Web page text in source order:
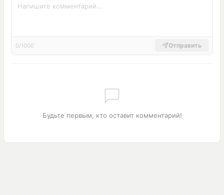
0/1000 Отправить
Будьте первым, кто оставит комментарий!